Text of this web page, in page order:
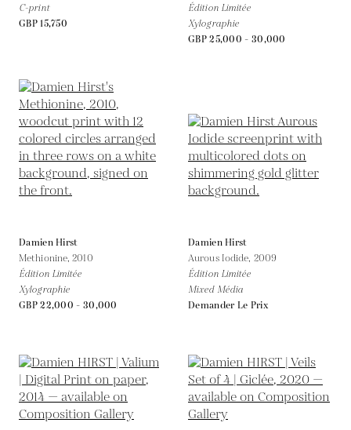
C-print
GBP 15,750
Édition Limitée
Xylographie
GBP 25,000 - 30,000
Damien Hirst
Methionine,2010
Édition Limitée
Xylographie
GBP 22,000 - 30,000
Damien Hirst
Aurous Iodide, 2009
Édition Limitée
Mixed Média
Demander Le Prix